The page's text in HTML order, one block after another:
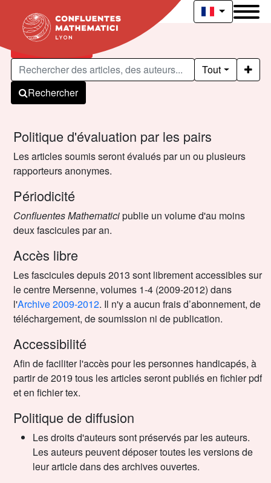
Articles publiés
Tout
Rechercher
Politique d'évaluation par les pairs
Les articles soumis seront évalués par un ou plusieurs
rapporteurs anonymes.
Périodicité
Confluentes Mathematicipublie un volume d'au moins
deux fascicules par an.
Accès libre
Les fascicules depuis 2013 sont librement accessibles sur
le centre Mersenne, volumes 1-4 (2009-2012) dans
l'Archive 2009-2012. Il n'y a aucun frais d’abonnement, de
téléchargement, de soumission ni de publication.
Accessibilité
Afin de faciliter l'accès pour les personnes handicapés, à
partir de 2019 tous les articles seront publiés en fichier pdf
et en fichier tex.
Politique de diffusion
Les droits d'auteurs sont préservés par les auteurs.
Les auteurs peuvent déposer toutes les versions de
leur article dans des archives ouvertes.